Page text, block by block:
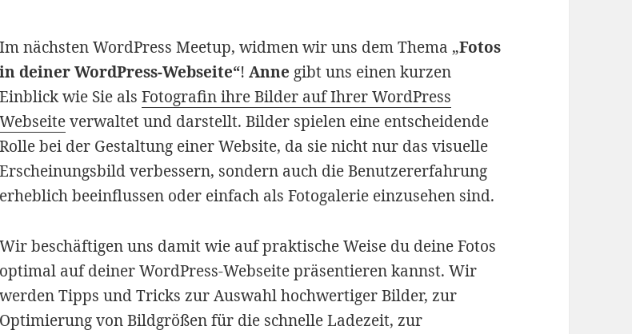
Im nächsten WordPress Meetup, widmen wir uns dem Thema „Fotos
in deiner WordPress-Webseite“!Anne gibt uns einen kurzen
Einblick wie Sie alsFotografin ihre Bilder auf Ihrer WordPress
Webseiteverwaltet und darstellt. Bilder spielen eine entscheidende
Rolle bei der Gestaltung einer Website, da sie nicht nur das visuelle
Erscheinungsbild verbessern, sondern auch die Benutzererfahrung
erheblich beeinflussen oder einfach als Fotogalerie einzusehen sind.
Wir beschäftigen uns damit wie auf praktische Weise du deine Fotos
optimal auf deiner WordPress-Webseite präsentieren kannst. Wir
werden Tipps und Tricks zur Auswahl hochwertiger Bilder, zur
Optimierung von Bildgrößen für die schnelle Ladezeit, zur